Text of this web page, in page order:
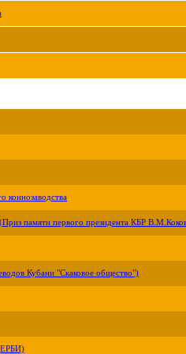
коннозаводства
памяти первого президента КБР
Кубани "Скаковое общество")